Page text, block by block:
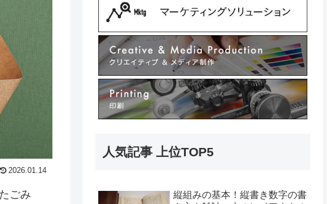
2026.01.14
ごみ
人気記事 上位TOP5
縦組みの基本！縦書き数字の書